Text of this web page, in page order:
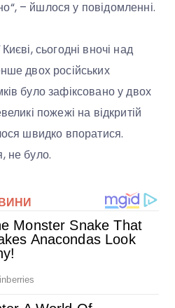
– йшлося у повідомленні.
сьогодні вночі над
двох російських
було зафіксовано у двох
пожежі на відкритій
швидко впоратися.
не було.